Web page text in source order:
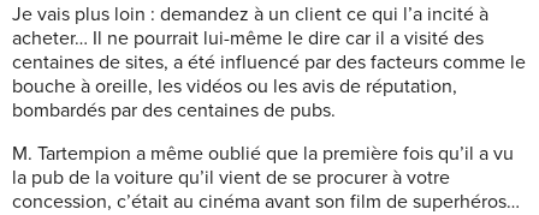
Je vais plus loin : demandez à un client ce qui l’a incité à
acheter… Il ne pourrait lui-même le dire car il a visité des
centaines de sites, a été influencé par des facteurs comme le
bouche à oreille, les vidéos ou les avis de réputation,
bombardés par des centaines de pubs.
M. Tartempion a même oublié que la première fois qu’il a vu
la pub de la voiture qu’il vient de se procurer à votre
concession, c’était au cinéma avant son film de superhéros…